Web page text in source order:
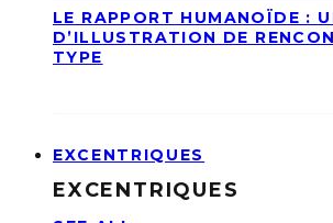
LE RAPPORT HUMANOÏDE :
D’ILLUSTRATION DE
TYPE
EXCENTRIQUES
EXCENTRIQUES